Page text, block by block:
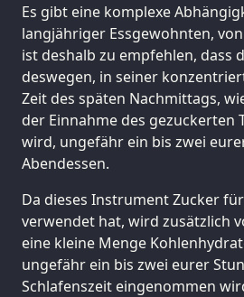
Es gibt eine komplexe
langjähriger Essgewohnten,
ist deshalb zu empfehlen, dass
deswegen, in seiner
Zeit des späten Nachmittags,
der Einnahme des gezuckerten
wird, ungefähr ein bis zwei
Abendessen.
Da dieses Instrument Zucker
verwendet hat, wird zusätzlich
eine kleine Menge
ungefähr ein bis zwei eurer
Schlafenszeit eingenommen